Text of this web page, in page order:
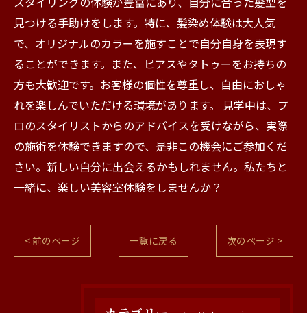
見つける手助けをします。特に、髪染め体験は大人気
で、オリジナルのカラーを施すことで自分自身を表現す
ることができます。また、ピアスやタトゥーをお持ちの
方も大歓迎です。お客様の個性を尊重し、自由におしゃ
れを楽しんでいただける環境があります。 見学中は、プ
ロのスタイリストからのアドバイスを受けながら、実際
の施術を体験できますので、是非この機会にご参加くだ
さい。新しい自分に出会えるかもしれません。私たちと
一緒に、楽しい美容室体験をしませんか？
< 前のページ 一覧に戻る 次のページ >